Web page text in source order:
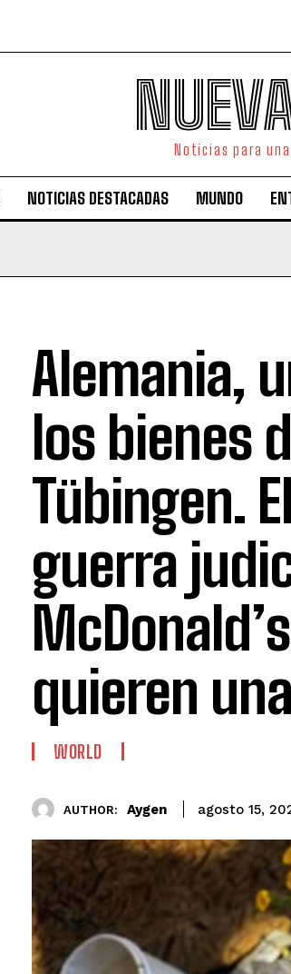
Noticias para una
NOTICIAS DESTACADAS MUNDO
Alemania,
los bienes
Tübingen.
guerra
quieren
WORLD
AUTHOR: Aygen agosto 15,